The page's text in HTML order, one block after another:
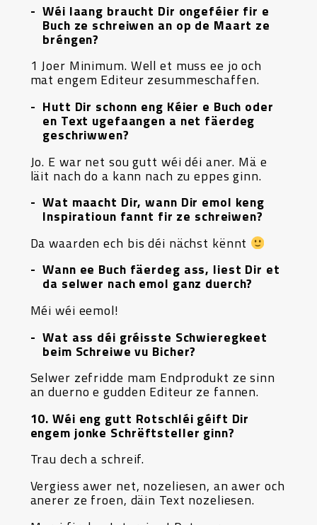
Wéi laang braucht Dir ongeféier fir e
Buch ze schreiwen an op de Maart ze
bréngen?
1 Joer Minimum. Well et muss ee jo och
mat engem Editeur zesummeschaffen.
Hutt Dir schonn eng Kéier e Buch oder
en Text ugefaangen a net fäerdeg
geschriwwen?
Jo. E war net sou gutt wéi déi aner. Mä e
läit nach do a kann nach zu eppes ginn.
Wat maacht Dir, wann Dir emol keng
Inspiratioun fannt fir ze schreiwen?
Da waarden ech bis déi nächst kënnt
Wann ee Buch fäerdeg ass, liest Dir et
da selwer nach emol ganz duerch?
Méi wéi eemol!
Wat ass déi gréisste Schwieregkeet
beim Schreiwe vu Bicher?
Selwer zefridde mam Endprodukt ze sinn
an duerno e gudden Editeur ze fannen.
10. Wéi eng gutt Rotschléi géift Dir
engem jonke Schrëftsteller ginn?
Trau dech a schreif.
Vergiess awer net, nozeliesen, an awer och
anerer ze froen, däin Text nozeliesen.